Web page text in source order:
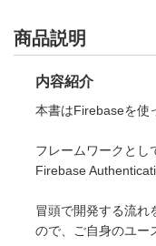
商品説明
内容紹介
本書はFirebaseを使
フレームワークとし
Firebase
冒頭で開発する流れ
ので、ご自身のユー